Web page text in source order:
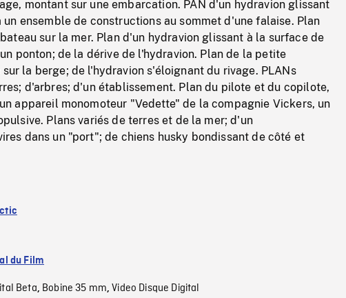
montant sur une embarcation. PAN d'un hydravion glissant
un ensemble de constructions au sommet d'une falaise. Plan
sur la mer. Plan d'un hydravion glissant à la surface de
ponton; de la dérive de l'hydravion. Plan de la petite
la berge; de l'hydravion s'éloignant du rivage. PLANs
d'arbres; d'un établissement. Plan du pilote et du copilote,
appareil monomoteur "Vedette" de la compagnie Vickers, un
Plans variés de terres et de la mer; d'un
dans un "port"; de chiens husky bondissant de côté et
du Film
Beta, Bobine 35 mm,Video Disque Digital